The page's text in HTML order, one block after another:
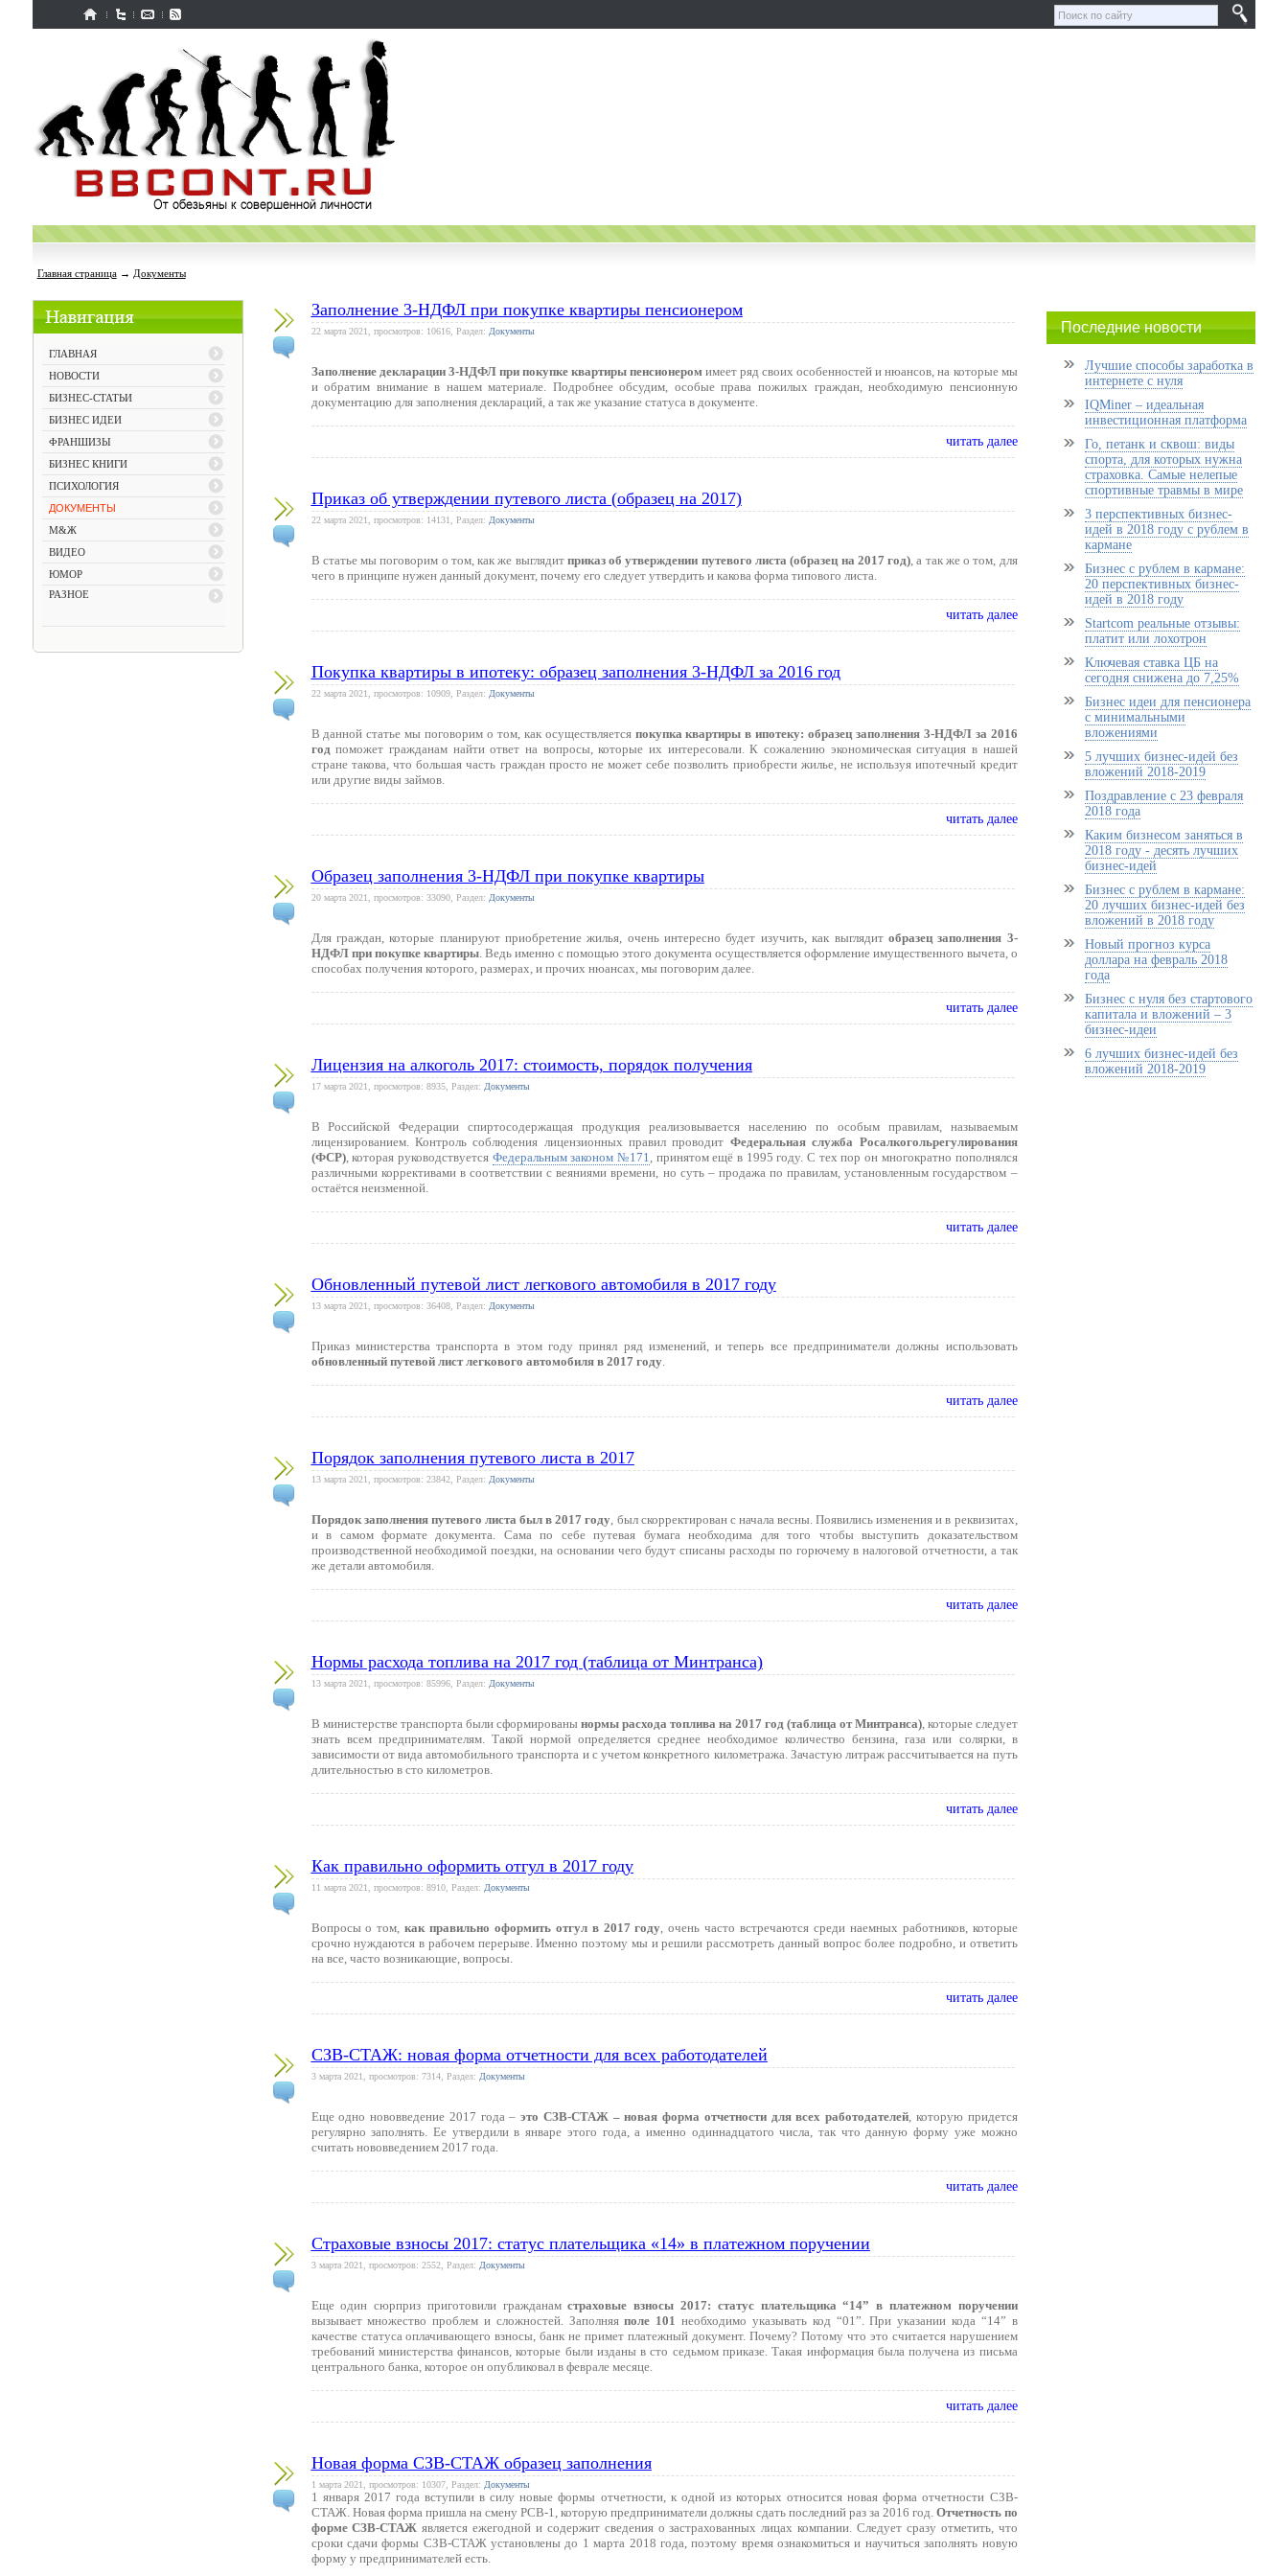
Главная страница→ Документы
ГЛАВНАЯ
НОВОСТИ
БИЗНЕС-СТАТЬИ
БИЗНЕС ИДЕИ
ФРАНШИЗЫ
БИЗНЕС КНИГИ
ПСИХОЛОГИЯ
ДОКУМЕНТЫ
М&Ж
ВИДЕО
ЮМОР
РАЗНОЕ
Заполнение 3-НДФЛ при покупке квартиры пенсионером
22 марта 2021, просмотров: 10616, Раздел: Документы
Заполнение декларации 3-НДФЛ при покупке квартиры пенсионером имеет ряд своих особенностей и нюансов, на которые мы
и обратим внимание в нашем материале. Подробнее обсудим, особые права пожилых граждан, необходимую пенсионную
документацию для заполнения деклараций, а так же указание статуса в документе.
читать далее
Приказ об утверждении путевого листа (образец на 2017)
22 марта 2021, просмотров: 14131, Раздел: Документы
В статье мы поговорим о том, как же выглядит приказ об утверждении путевого листа (образец на 2017 год), а так же о том, для
чего в принципе нужен данный документ, почему его следует утвердить и какова форма типового листа.
читать далее
Покупка квартиры в ипотеку: образец заполнения 3-НДФЛ за 2016 год
22 марта 2021, просмотров: 10909, Раздел: Документы
В данной статье мы поговорим о том, как осуществляется покупка квартиры в ипотеку: образец заполнения 3-НДФЛ за 2016
годпоможет гражданам найти ответ на вопросы, которые их интересовали. К сожалению экономическая ситуация в нашей
стране такова, что большая часть граждан просто не может себе позволить приобрести жилье, не используя ипотечный кредит
или другие виды займов.
читать далее
Образец заполнения 3-НДФЛ при покупке квартиры
20 марта 2021, просмотров: 33090, Раздел: Документы
Для граждан, которые планируют приобретение жилья, очень интересно будет изучить, как выглядит образец заполнения 3-
НДФЛ при покупке квартиры. Ведь именно с помощью этого документа осуществляется оформление имущественного вычета, о
способах получения которого, размерах, и прочих нюансах, мы поговорим далее.
читать далее
Лицензия на алкоголь 2017: стоимость, порядок получения
17 марта 2021, просмотров: 8935, Раздел: Документы
В Российской Федерации спиртосодержащая продукция реализовывается населению по особым правилам, называемым
лицензированием. Контроль соблюдения лицензионных правил проводит Федеральная служба Росалкогольрегулирования
(ФСР), которая руководствуется Федеральным законом №171, принятом ещё в 1995 году. С тех пор он многократно пополнялся
различными коррективами в соответствии с веяниями времени, но суть – продажа по правилам, установленным государством –
остаётся неизменной.
читать далее
Обновленный путевой лист легкового автомобиля в 2017 году
13 марта 2021, просмотров: 36408, Раздел: Документы
Приказ министерства транспорта в этом году принял ряд изменений, и теперь все предприниматели должны использовать
обновленный путевой лист легкового автомобиля в 2017 году.
читать далее
Порядок заполнения путевого листа в 2017
13 марта 2021, просмотров: 23842, Раздел: Документы
Порядок заполнения путевого листа был в 2017 году, был скорректирован с начала весны. Появились изменения и в реквизитах,
и в самом формате документа. Сама по себе путевая бумага необходима для того чтобы выступить доказательством
производственной необходимой поездки, на основании чего будут списаны расходы по горючему в налоговой отчетности, а так
же детали автомобиля.
читать далее
Нормы расхода топлива на 2017 год (таблица от Минтранса)
13 марта 2021, просмотров: 85996, Раздел: Документы
В министерстве транспорта были сформированы нормы расхода топлива на 2017 год (таблица от Минтранса), которые следует
знать всем предпринимателям. Такой нормой определяется среднее необходимое количество бензина, газа или солярки, в
зависимости от вида автомобильного транспорта и с учетом конкретного километража. Зачастую литраж рассчитывается на путь
длительностью в сто километров.
читать далее
Как правильно оформить отгул в 2017 году
11 марта 2021, просмотров: 8910, Раздел: Документы
Вопросы о том,как правильно оформить отгул в 2017 году, очень часто встречаются среди наемных работников, которые
срочно нуждаются в рабочем перерыве. Именно поэтому мы и решили рассмотреть данный вопрос более подробно, и ответить
на все, часто возникающие, вопросы.
читать далее
СЗВ-СТАЖ: новая форма отчетности для всех работодателей
3 марта 2021, просмотров: 7314, Раздел: Документы
Еще одно нововведение 2017 года –это СЗВ-СТАЖ – новая форма отчетности для всех работодателей, которую придется
регулярно заполнять. Ее утвердили в январе этого года, а именно одиннадцатого числа, так что данную форму уже можно
считать нововведением 2017 года.
читать далее
Страховые взносы 2017: статус плательщика «14» в платежном поручении
3 марта 2021, просмотров: 2552, Раздел: Документы
Еще один сюрприз приготовили гражданамстраховые взносы 2017: статус плательщика “14” в платежном поручении
вызывает множество проблем и сложностей. Заполняяполе 101 необходимо указывать код “01”. При указании кода “14” в
качестве статуса оплачивающего взносы, банк не примет платежный документ. Почему? Потому что это считается нарушением
требований министерства финансов, которые были изданы в сто седьмом приказе. Такая информация была получена из письма
центрального банка, которое он опубликовал в феврале месяце.
читать далее
Новая форма СЗВ-СТАЖ образец заполнения
1 марта 2021, просмотров: 10307, Раздел: Документы
1 января 2017 года вступили в силу новые формы отчетности, к одной из которых относится новая форма отчетности СЗВ-
СТАЖ. Новая форма пришла на смену РСВ-1, которую предприниматели должны сдать последний раз за 2016 год. Отчетность по
форме СЗВ-СТАЖ является ежегодной и содержит сведения о застрахованных лицах компании. Следует сразу отметить, что
сроки сдачи формы СЗВ-СТАЖ установлены до 1 марта 2018 года, поэтому время ознакомиться и научиться заполнять новую
форму у предпринимателей есть.
Последние новости
Лучшие способы заработка в
интернете с нуля
IQMiner – идеальная
инвестиционная платформа
Го, петанк и сквош: виды
спорта, для которых нужна
страховка. Самые нелепые
спортивные травмы в мире
3 перспективных бизнес-
идей в 2018 году с рублем в
кармане
Бизнес с рублем в кармане:
20 перспективных бизнес-
идей в 2018 году
Startcom реальные отзывы:
платит или лохотрон
Ключевая ставка ЦБ на
сегодня снижена до 7,25%
Бизнес идеи для пенсионера
с минимальными
вложениями
5 лучших бизнес-идей без
вложений 2018-2019
Поздравление с 23 февраля
2018 года
Каким бизнесом заняться в
2018 году - десять лучших
бизнес-идей
Бизнес с рублем в кармане:
20 лучших бизнес-идей без
вложений в 2018 году
Новый прогноз курса
доллара на февраль 2018
года
Бизнес с нуля без стартового
капитала и вложений – 3
бизнес-идеи
6 лучших бизнес-идей без
вложений 2018-2019